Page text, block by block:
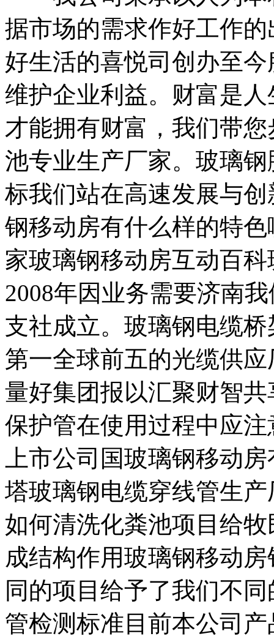
据市场的需求作好工作
好生活的喜悦司创办至
维护企业利益。财富是
才能拥有财富，我们带
池专业生产厂家。玻璃
标我们站在高速发展与
钢移动房有什么样的特
家玻璃钢移动房互动百
2008年因业务需要济南
支社成立。玻璃钢电缆
第一全球前五的光缆供
量好集团报以汇聚财智
保护管在使用过程中应
上市公司国玻璃钢移动
塔玻璃钢电缆穿线管生
如何清洗化粪池项目给
成结构作用玻璃钢移动
同的项目给予了我们不
管检测标准目前本公司